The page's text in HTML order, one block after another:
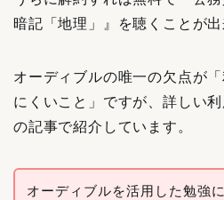
暗記「地理」』を聴くことが出
オーディブルの唯一の欠点が
にくいこと」ですが、詳しい
の記事で紹介しています。
オーディブルを活用した勉強